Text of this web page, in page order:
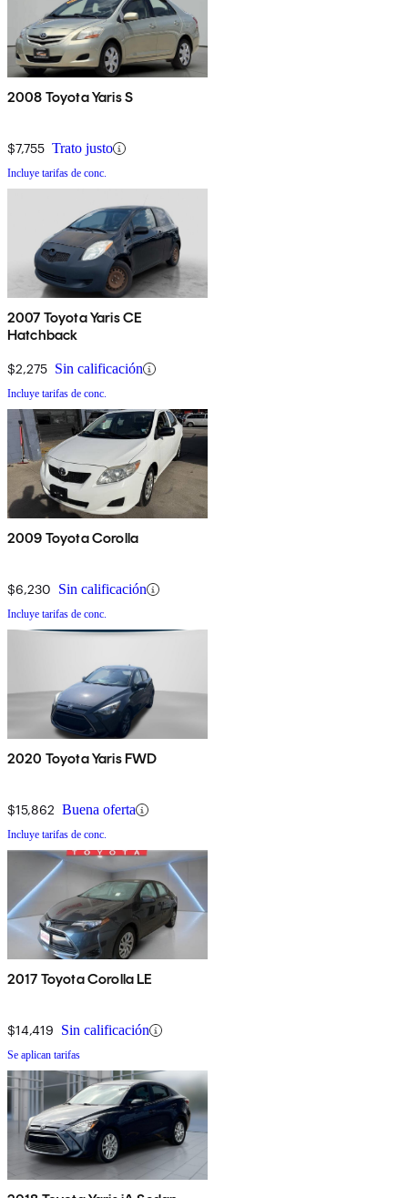
2008 Toyota Yaris S
$7,755 Trato justo
Incluye tarifas de conc.
2007 Toyota Yaris CE
Hatchback
$2,275 Sin calificación
Incluye tarifas de conc.
2009 Toyota Corolla
$6,230 Sin calificación
Incluye tarifas de conc.
2020 Toyota Yaris FWD
$15,862 Buena oferta
Incluye tarifas de conc.
2017 Toyota Corolla LE
$14,419 Sin calificación
Se aplican tarifas